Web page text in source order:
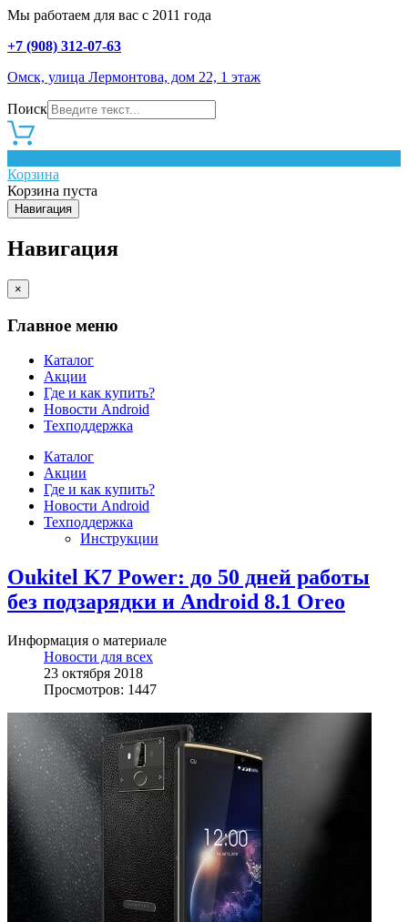
Мы работаем для вас с 2011 года
+7 (908) 312-07-63
Омск, улица Лермонтова, дом 22, 1 этаж
Поиск
Корзина
Корзина пуста
Навигация
Навигация
×
Главное меню
Каталог
Акции
Где и как купить?
Новости Android
Техподдержка
Каталог
Акции
Где и как купить?
Новости Android
Техподдержка
Инструкции
Oukitel K7 Power: до 50 дней работы
без подзарядки и Android 8.1 Oreo
Информация о материале
Новости для всех
23 октября 2018
Просмотров: 1447